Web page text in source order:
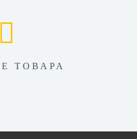
ТОВАРА